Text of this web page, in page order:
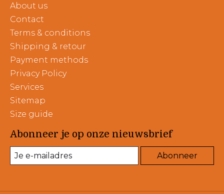
About us
Contact
Terms & conditions
Shipping & retour
Payment methods
Privacy Policy
Services
Sitemap
Size guide
Abonneer je op onze nieuwsbrief
Abonneer